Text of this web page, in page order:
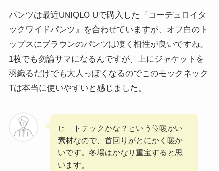
パンツは最近UNIQLO Uで購入した『コーデュロイタ
ックワイドパンツ』を合わせていますが、オフ白のト
ップスにブラウンのパンツは凄く相性が良いですね。
1枚でも勿論サマになるんですが、上にジャケットを
羽織るだけでも大人っぽくなるのでこのモックネック
Tは本当に使いやすいと感じました。
ヒートテックかな？という位暖かい
素材なので、首回りがとにかく暖か
いです。冬場はかなり重宝すると思
います。